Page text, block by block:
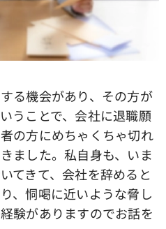
る機会があり、その方が
うことで、会社に退職願
の方にめちゃくちゃ切れ
ました。私自身も、いま
てきて、会社を辞めると
、恫喝に近いような脅し
験がありますのでお話を